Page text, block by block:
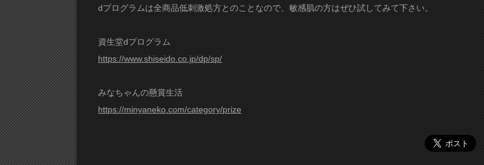
dプログラムは全商品低刺激処方とのことなので、敏感肌の方はぜひ試してみて下さい。
資生堂dプログラム
https://www.shiseido.co.jp/dp/sp/
みなちゃんの懸賞生活
https://minyaneko.com/category/prize